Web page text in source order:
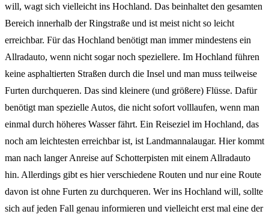
will, wagt sich vielleicht ins Hochland. Das beinhaltet den gesamten
Bereich innerhalb der Ringstraße und ist meist nicht so leicht
erreichbar. Für das Hochland benötigt man immer mindestens ein
Allradauto, wenn nicht sogar noch speziellere. Im Hochland führen
keine asphaltierten Straßen durch die Insel und man muss teilweise
Furten durchqueren. Das sind kleinere (und größere) Flüsse. Dafür
benötigt man spezielle Autos, die nicht sofort volllaufen, wenn man
einmal durch höheres Wasser fährt. Ein Reiseziel im Hochland, das
noch am leichtesten erreichbar ist, ist Landmannalaugar. Hier kommt
man nach langer Anreise auf Schotterpisten mit einem Allradauto
hin. Allerdings gibt es hier verschiedene Routen und nur eine Route
davon ist ohne Furten zu durchqueren. Wer ins Hochland will, sollte
sich auf jeden Fall genau informieren und vielleicht erst mal eine der